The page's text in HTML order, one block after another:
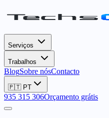
Serviços
Trabalhos
BlogSobre nósContacto
🇵🇹 PT
935 315 306Orçamento grátis